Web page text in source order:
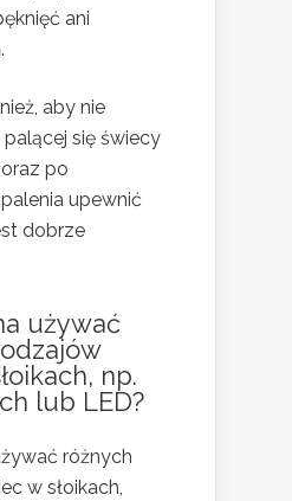
ani
aby nie
się świecy
po
upewnić
dobrze
używać
np.
lub LED?
różnych
w słoikach,